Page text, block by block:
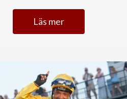
Läs mer